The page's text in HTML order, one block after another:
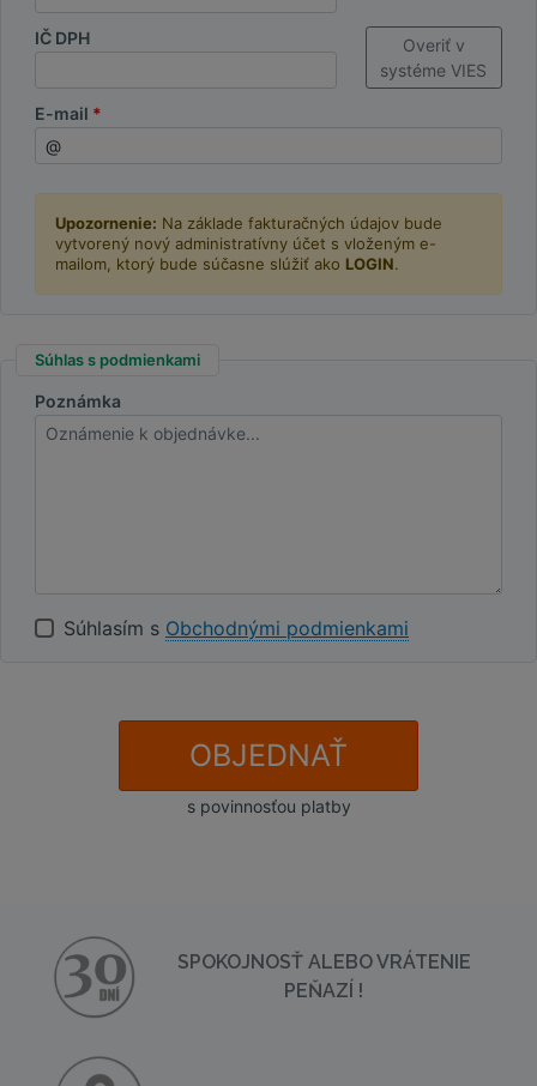
IČ DPH
Overiť v
systéme VIES
E-mail
Upozornenie: Na základe fakturačných údajov bude
vytvorený nový administratívny účet s vloženým e-
mailom, ktorý bude súčasne slúžiť ako LOGIN.
Súhlas s podmienkami
Poznámka
Súhlasím s Obchodnými podmienkami
OBJEDNAŤ
s povinnosťou platby
SPOKOJNOSŤ ALEBO VRÁTENIE
PEŇAZÍ !